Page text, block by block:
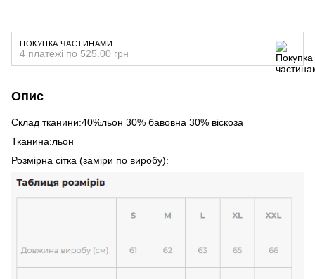
ПОКУПКА ЧАСТИНАМИ
4 платежі по 525.00 грн
Опис
Склад тканини:40%льон 30% бавовна 30% віскоза
Тканина:льон
Розмірна сітка (заміри по виробу):